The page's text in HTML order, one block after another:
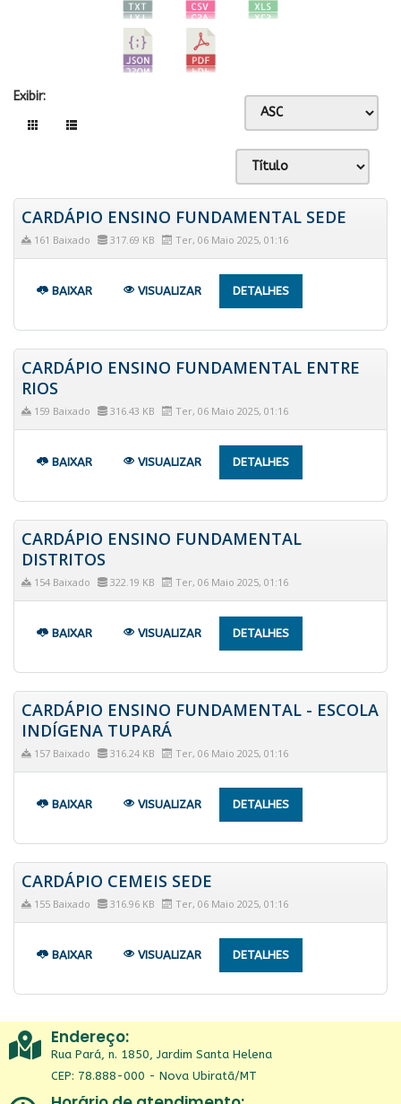
Exibir:
CARDÁPIO ENSINO FUNDAMENTAL SEDE
161 Baixado 317.69 KB Ter, 06 Maio 2025, 01:16
BAIXAR VISUALIZAR DETALHES
CARDÁPIO ENSINO FUNDAMENTAL ENTRE
RIOS
159 Baixado 316.43 KB Ter, 06 Maio 2025, 01:16
BAIXAR VISUALIZAR DETALHES
CARDÁPIO ENSINO FUNDAMENTAL
DISTRITOS
154 Baixado 322.19 KB Ter, 06 Maio 2025, 01:16
BAIXAR VISUALIZAR DETALHES
CARDÁPIO ENSINO FUNDAMENTAL - ESCOLA
INDÍGENA TUPARÁ
157 Baixado 316.24 KB Ter, 06 Maio 2025, 01:16
BAIXAR VISUALIZAR DETALHES
CARDÁPIO CEMEIS SEDE
155 Baixado 316.96 KB Ter, 06 Maio 2025, 01:16
BAIXAR VISUALIZAR DETALHES
Endereço:
Rua Pará, n. 1850, Jardim Santa Helena
CEP: 78.888-000 - Nova Ubiratã/MT